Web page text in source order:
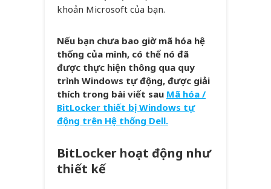
khoản Microsoft của bạn.
Nếu bạn chưa bao giờ mã hóa hệ
thống của mình, có thể nó đã
được thực hiện thông qua quy
trình Windows tự động, được giải
thích trong bài viết sau Mã hóa /
BitLocker thiết bị Windows tự
động trên Hệ thống Dell.
BitLocker hoạt động như
thiết kế